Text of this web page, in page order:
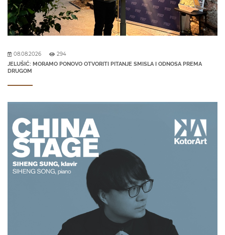
08.08.2026 294
JELUŠIĆ: MORAMO PONOVO OTVORITI PITANJE SMISLA I ODNOSA PREMA
DRUGOM